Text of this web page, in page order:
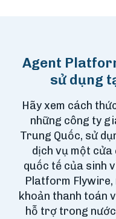
Agent
sử dụng
Hãy xem cách
những công ty
Trung Quốc, sử
dịch vụ một cửa
quốc tế của sinh
Platform Flywire,
khoản thanh toán
hỗ trợ trong